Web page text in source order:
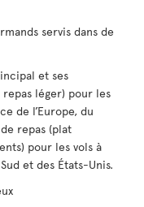
servis dans de
et ses
repas léger) pour les
de l’Europe, du
repas (plat
pour les vols à
et des États-Unis.